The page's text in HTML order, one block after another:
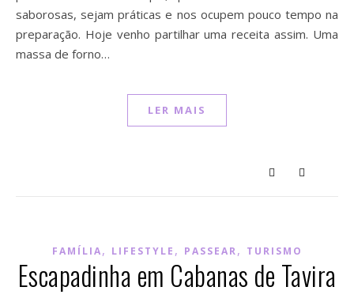
saborosas, sejam práticas e nos ocupem pouco tempo na
preparação. Hoje venho partilhar uma receita assim. Uma
massa de forno…
LER MAIS
FAMÍLIA, LIFESTYLE , PASSEAR, TURISMO
Escapadinha em Cabanas de Tavira